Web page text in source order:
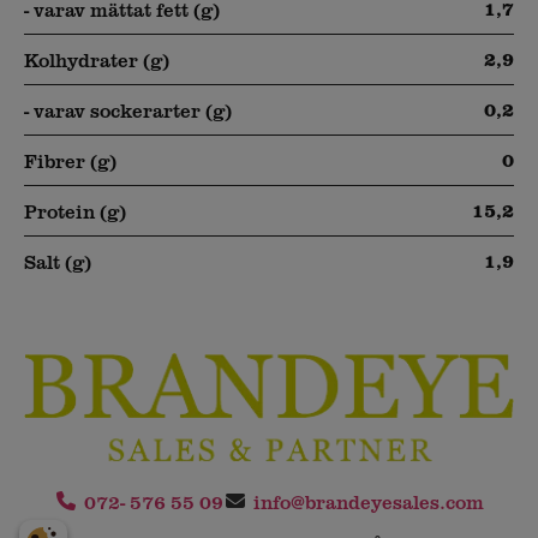
- varav mättat fett (g) 1,7
Kolhydrater (g) 2,9
- varav sockerarter (g) 0,2
Fibrer (g) 0
Protein (g) 15,2
Salt (g) 1,9
072- 576 55 09
info@brandeyesales.com